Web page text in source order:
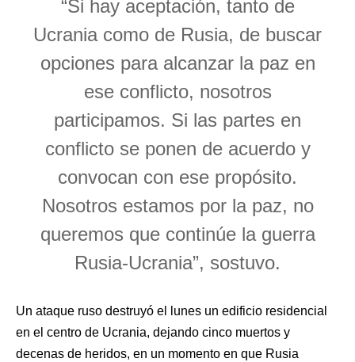
“Si hay aceptación, tanto de
Ucrania como de Rusia, de buscar
opciones para alcanzar la paz en
ese conflicto, nosotros
participamos. Si las partes en
conflicto se ponen de acuerdo y
convocan con ese propósito.
Nosotros estamos por la paz, no
queremos que continúe la guerra
Rusia-Ucrania”, sostuvo.
Un ataque ruso destruyó el lunes un edificio residencial
en el centro de Ucrania, dejando cinco muertos y
decenas de heridos, en un momento en que Rusia